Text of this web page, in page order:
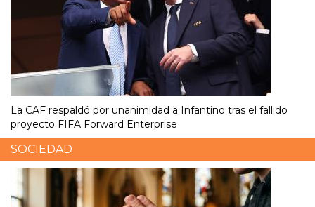
La CAF respaldó por unanimidad a Infantino tras el fallido
proyecto FIFA Forward Enterprise
SOCIEDAD